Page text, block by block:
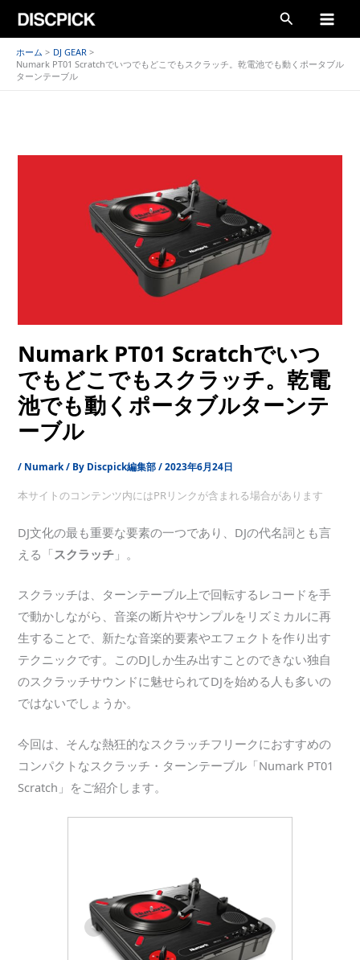
検
索
ホーム
DJ GEAR
Numark PT01 Scratchでいつでもどこでもスクラッチ。乾電池でも動くポータブル
ターンテーブル
Numark PT01 Scratchでいつ
でもどこでもスクラッチ。乾電
池でも動くポータブルターンテ
ーブル
/ Numark/ By Discpick編集部/2023年6月24日
本サイトのコンテンツ内にはPRリンクが含まれる場合があります
DJ文化の最も重要な要素の一つであり、DJの代名詞とも言
える「スクラッチ 」。
スクラッチは、ターンテーブル上で回転するレコードを手
で動かしながら、音楽の断片やサンプルをリズミカルに再
生することで、新たな音楽的要素やエフェクトを作り出す
テクニックです。このDJしか生み出すことのできない独自
のスクラッチサウンドに魅せられてDJを始める人も多いの
ではないでしょうか。
今回は、そんな熱狂的なスクラッチフリークにおすすめの
コンパクトなスクラッチ・ターンテーブル「Numark PT01
Scratch」をご紹介します。